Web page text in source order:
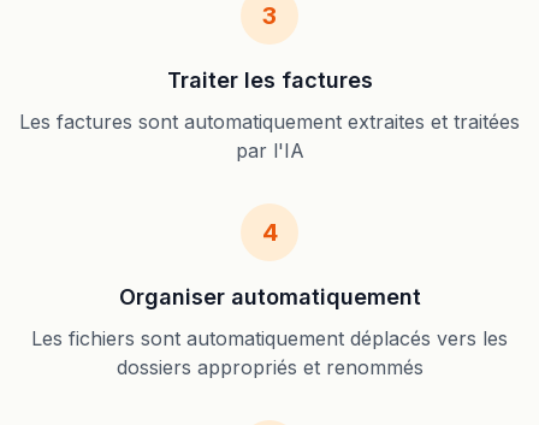
3
Traiter les factures
Les factures sont automatiquement extraites et traitées
par l'IA
4
Organiser automatiquement
Les fichiers sont automatiquement déplacés vers les
dossiers appropriés et renommés